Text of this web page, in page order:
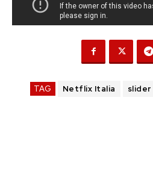
TAG Netflix Italia slider